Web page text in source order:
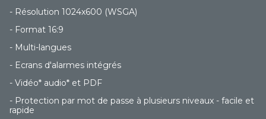
- Résolution 1024x600 (WSGA)
- Format 16:9
- Multi-langues
- Ecrans d'alarmes intégrés
- Vidéo* audio* et PDF
- Protection par mot de passe à plusieurs niveaux - facile et
rapide